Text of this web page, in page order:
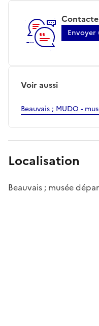
Envoyer
Voir aussi
Beauvais ; MUDO -
Localisation
Beauvais ; musée